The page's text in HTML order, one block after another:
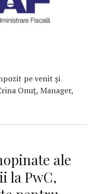
pe venit şi
Onuţ, Manager,
ale
la PwC,